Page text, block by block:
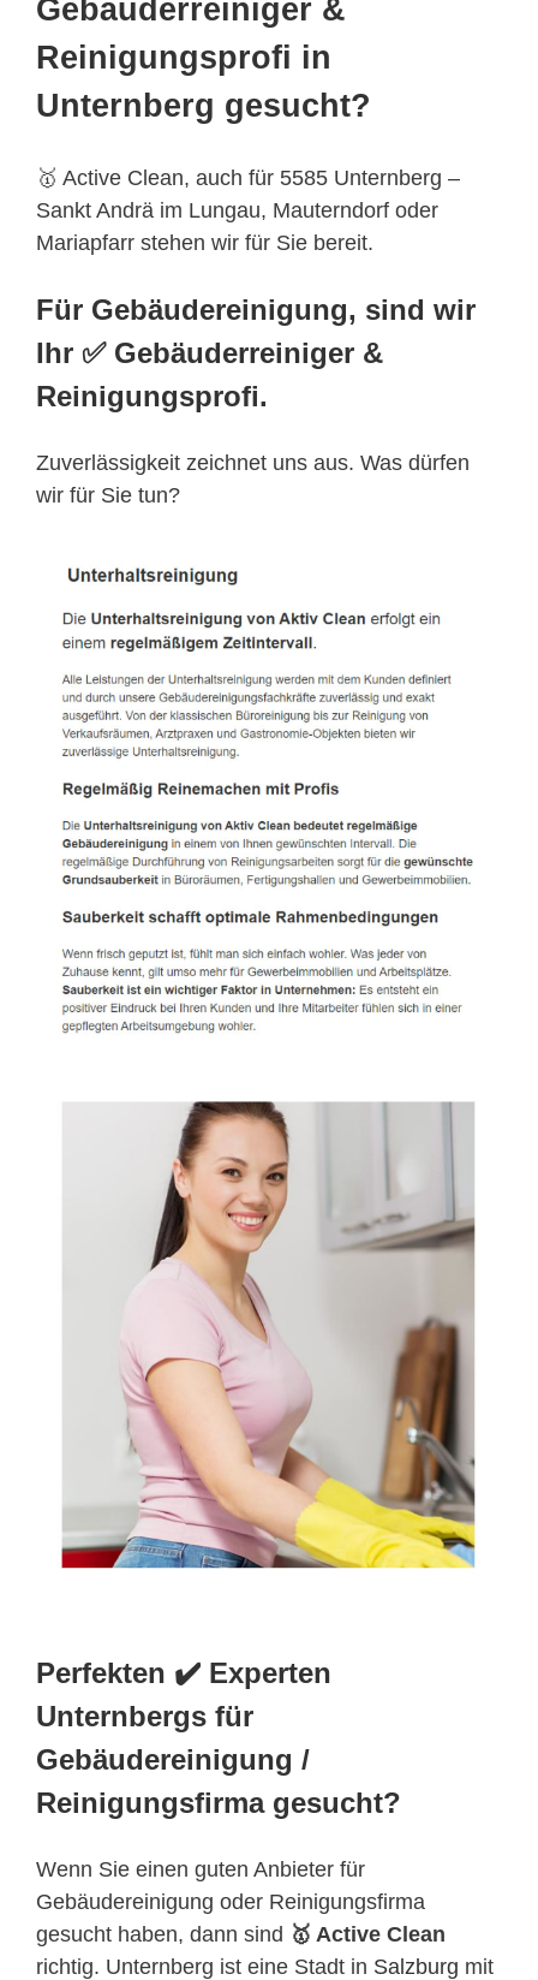
Gebäuderreiniger &
Reinigungsprofi in
Unternberg gesucht?
🥇 Active Clean, auch für 5585 Unternberg –
Sankt Andrä im Lungau, Mauterndorf oder
Mariapfarr stehen wir für Sie bereit.
Für Gebäudereinigung, sind wir
Ihr ✅ Gebäuderreiniger &
Reinigungsprofi.
Zuverlässigkeit zeichnet uns aus. Was dürfen
wir für Sie tun?
Perfekten ✔️ Experten
Unternbergs für
Gebäudereinigung /
Reinigungsfirma gesucht?
Wenn Sie einen guten Anbieter für
Gebäudereinigung oder Reinigungsfirma
gesucht haben, dann sind 🥇 Active Clean
richtig. Unternberg ist eine Stadt in Salzburg mit